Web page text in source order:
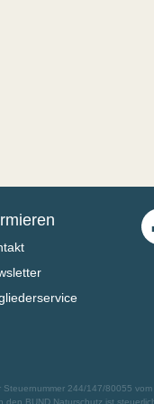
Steuernummer 244/147/80055
BUND Naturschutz ist